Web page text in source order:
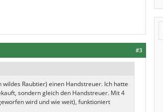
#3
Raubtier) einen Handstreuer. Ich hatte
sondern gleich den Handstreuer. Mit 4
wird und wie weit), funktioniert